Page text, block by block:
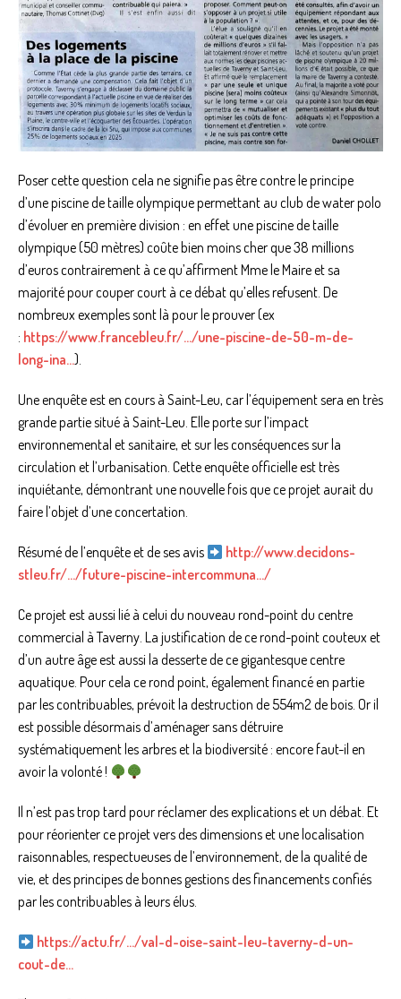
Poser cette question cela ne signifie pas être contre le principe
d’une piscine de taille olympique permettant au club de water polo
d’évoluer en première division : en effet une piscine de taille
olympique (50 mètres) coûte bien moins cher que 38 millions
d’euros contrairement à ce qu’affirment Mme le Maire et sa
majorité pour couper court à ce débat qu’elles refusent. De
nombreux exemples sont là pour le prouver (ex
: https://www.francebleu.fr/…/une-piscine-de-50-m-de-
long-ina…).
Une enquête est en cours à Saint-Leu, car l’équipement sera en très
grande partie situé à Saint-Leu. Elle porte sur l’impact
environnemental et sanitaire, et sur les conséquences sur la
circulation et l’urbanisation. Cette enquête officielle est très
inquiétante, démontrant une nouvelle fois que ce projet aurait du
faire l’objet d’une concertation.
Résumé de l’enquête et de ses avis
http://www.decidons-
stleu.fr/…/future-piscine-intercommuna…/
Ce projet est aussi lié à celui du nouveau rond-point du centre
commercial à Taverny. La justification de ce rond-point couteux et
d’un autre âge est aussi la desserte de ce gigantesque centre
aquatique. Pour cela ce rond point, également financé en partie
par les contribuables, prévoit la destruction de 554m2 de bois. Or il
est possible désormais d’aménager sans détruire
systématiquement les arbres et la biodiversité : encore faut-il en
avoir la volonté !
Il n’est pas trop tard pour réclamer des explications et un débat. Et
pour réorienter ce projet vers des dimensions et une localisation
raisonnables, respectueuses de l’environnement, de la qualité de
vie, et des principes de bonnes gestions des financements confiés
par les contribuables à leurs élus.
https://actu.fr/…/val-d-oise-saint-leu-taverny-d-un-
cout-de…